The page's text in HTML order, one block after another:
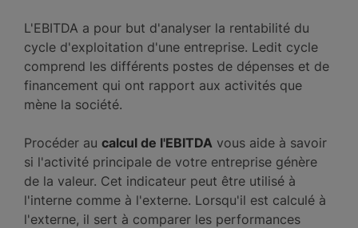
L'EBITDA a pour but d'analyser la rentabilité du
cycle d'exploitation d'une entreprise. Ledit cycle
comprend les différents postes de dépenses et de
financement qui ont rapport aux activités que
mène la société.
Procéder au calcul de l'EBITDA vous aide à savoir
si l'activité principale de votre entreprise génère
de la valeur. Cet indicateur peut être utilisé à
l'interne comme à l'externe. Lorsqu'il est calculé à
l'externe, il sert à comparer les performances